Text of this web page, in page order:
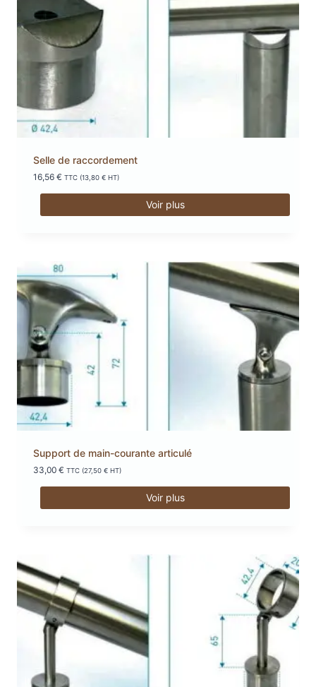
Selle de raccordement
16,56 € TTC (13,80 € HT)
Voir plus
Support de main-courante articulé
33,00 € TTC (27,50 € HT)
Voir plus